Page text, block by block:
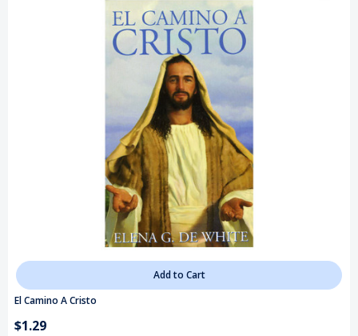
Add to Cart
El Camino A Cristo
$1.29